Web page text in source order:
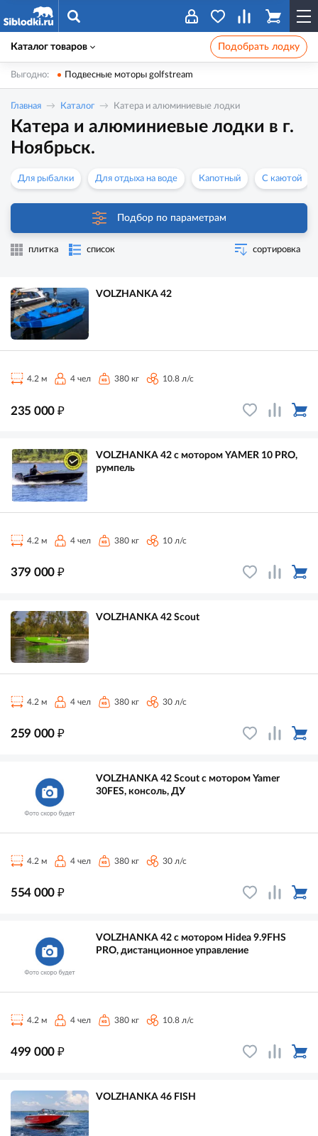
Каталог товаров Подобрать лодку
Выгодно: Подвесные моторы golfstream
Главная Каталог Катера и алюминиевые лодки
Катера и алюминиевые лодки в г.
Ноябрьск.
Для рыбалки Для отдыха на воде Капотный С каютой
Подбор по параметрам
плитка список сортировка
VOLZHANKA 42
4.2 м 4 чел 380 кг 10.8 л/с
235 000 ₽
VOLZHANKA 42 с мотором YAMER 10 PRO,
румпель
4.2 м 4 чел 380 кг 10 л/с
379 000 ₽
VOLZHANKA 42 Scout
4.2 м 4 чел 380 кг 30 л/с
259 000 ₽
VOLZHANKA 42 Scout с мотором Yamer
30FES, консоль, ДУ
4.2 м 4 чел 380 кг 30 л/с
554 000 ₽
VOLZHANKA 42 с мотором Hidea 9.9FHS
PRO, дистанционное управление
4.2 м 4 чел 380 кг 10.8 л/с
499 000 ₽
VOLZHANKA 46 FISH